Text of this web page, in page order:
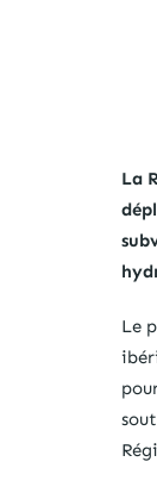
La
Le